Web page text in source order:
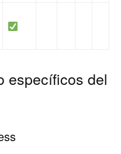
específicos del